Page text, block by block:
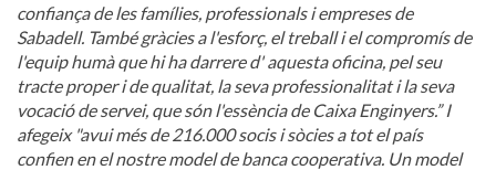
confiança de les famílies, professionals i empreses de
Sabadell. També gràcies a l'esforç, el treball i el compromís de
l'equip humà que hi ha darrere d' aquesta oficina, pel seu
tracte proper i de qualitat, la seva professionalitat i la seva
vocació de servei, que són l'essència de Caixa Enginyers.” I
afegeix "avui més de 216.000 socis i sòcies a tot el país
confien en el nostre model de banca cooperativa. Un model